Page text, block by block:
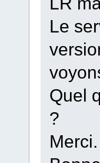
Le
Quel
?
Merci.